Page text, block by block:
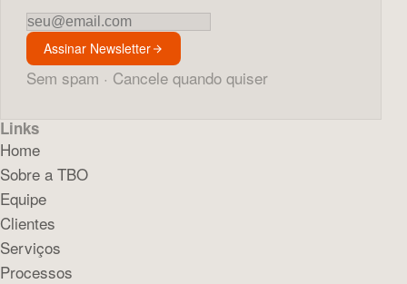
Newsletter
Assinar Newsletter
Sem spam · Cancele quando quiser
Links
Home
Sobre a TBO
Equipe
Clientes
Serviços
Processos